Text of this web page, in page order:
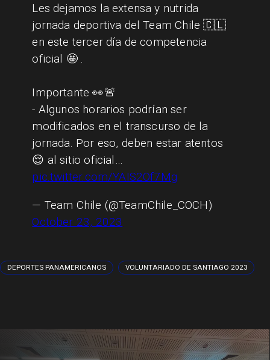
Les dejamos la extensa y nutrida
jornada deportiva del Team Chile 🇨🇱
en este tercer día de competencia
oficial 🤩 .
Importante 👀🚨
- Algunos horarios podrían ser
modificados en el transcurso de la
jornada. Por eso, deben estar atentos
😌 al sitio oficial…
pic.twitter.com/YAIS2Of7Mg
— Team Chile (@TeamChile_COCH)
October 23, 2023
DEPORTES PANAMERICANOS VOLUNTARIADO DE SANTIAGO 2023